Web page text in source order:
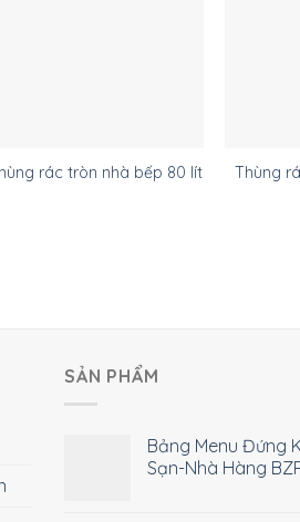
rác tròn nhà bếp 80 lít
Thùng
SẢN PHẨM
Bảng Menu Đứng
Sạn-Nhà Hàng